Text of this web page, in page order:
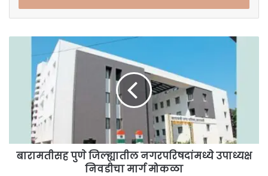
जिल्ह्यातील
नगरपरिषदांमध्ये
बारामतीसह पुणे जिल्ह्यातील नगरपरिषदांमध्ये उपाध्यक्ष
निवडीचा मार्ग मोकळा